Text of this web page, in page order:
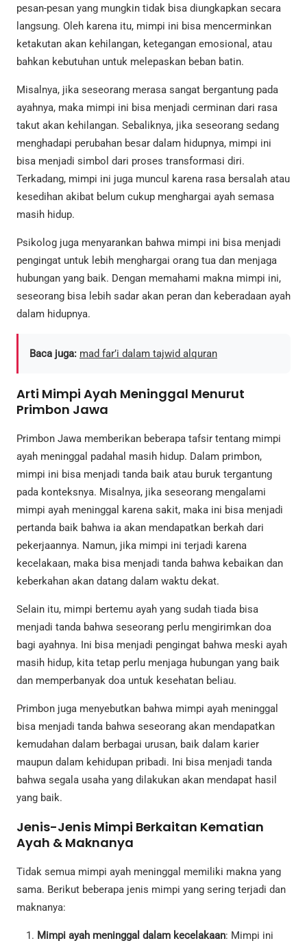
pesan-pesan yang mungkin tidak bisa diungkapkan secara
langsung. Oleh karena itu, mimpi ini bisa mencerminkan
ketakutan akan kehilangan, ketegangan emosional, atau
bahkan kebutuhan untuk melepaskan beban batin.
Misalnya, jika seseorang merasa sangat bergantung pada
ayahnya, maka mimpi ini bisa menjadi cerminan dari rasa
takut akan kehilangan. Sebaliknya, jika seseorang sedang
menghadapi perubahan besar dalam hidupnya, mimpi ini
bisa menjadi simbol dari proses transformasi diri.
Terkadang, mimpi ini juga muncul karena rasa bersalah atau
kesedihan akibat belum cukup menghargai ayah semasa
masih hidup.
Psikolog juga menyarankan bahwa mimpi ini bisa menjadi
pengingat untuk lebih menghargai orang tua dan menjaga
hubungan yang baik. Dengan memahami makna mimpi ini,
seseorang bisa lebih sadar akan peran dan keberadaan ayah
dalam hidupnya.
Baca juga: mad far’i dalam tajwid alquran
Arti Mimpi Ayah Meninggal Menurut
Primbon Jawa
Primbon Jawa memberikan beberapa tafsir tentang mimpi
ayah meninggal padahal masih hidup. Dalam primbon,
mimpi ini bisa menjadi tanda baik atau buruk tergantung
pada konteksnya. Misalnya, jika seseorang mengalami
mimpi ayah meninggal karena sakit, maka ini bisa menjadi
pertanda baik bahwa ia akan mendapatkan berkah dari
pekerjaannya. Namun, jika mimpi ini terjadi karena
kecelakaan, maka bisa menjadi tanda bahwa kebaikan dan
keberkahan akan datang dalam waktu dekat.
Selain itu, mimpi bertemu ayah yang sudah tiada bisa
menjadi tanda bahwa seseorang perlu mengirimkan doa
bagi ayahnya. Ini bisa menjadi pengingat bahwa meski ayah
masih hidup, kita tetap perlu menjaga hubungan yang baik
dan memperbanyak doa untuk kesehatan beliau.
Primbon juga menyebutkan bahwa mimpi ayah meninggal
bisa menjadi tanda bahwa seseorang akan mendapatkan
kemudahan dalam berbagai urusan, baik dalam karier
maupun dalam kehidupan pribadi. Ini bisa menjadi tanda
bahwa segala usaha yang dilakukan akan mendapat hasil
yang baik.
Jenis-Jenis Mimpi Berkaitan Kematian
Ayah & Maknanya
Tidak semua mimpi ayah meninggal memiliki makna yang
sama. Berikut beberapa jenis mimpi yang sering terjadi dan
maknanya:
Mimpi ayah meninggal dalam kecelakaan: Mimpi ini